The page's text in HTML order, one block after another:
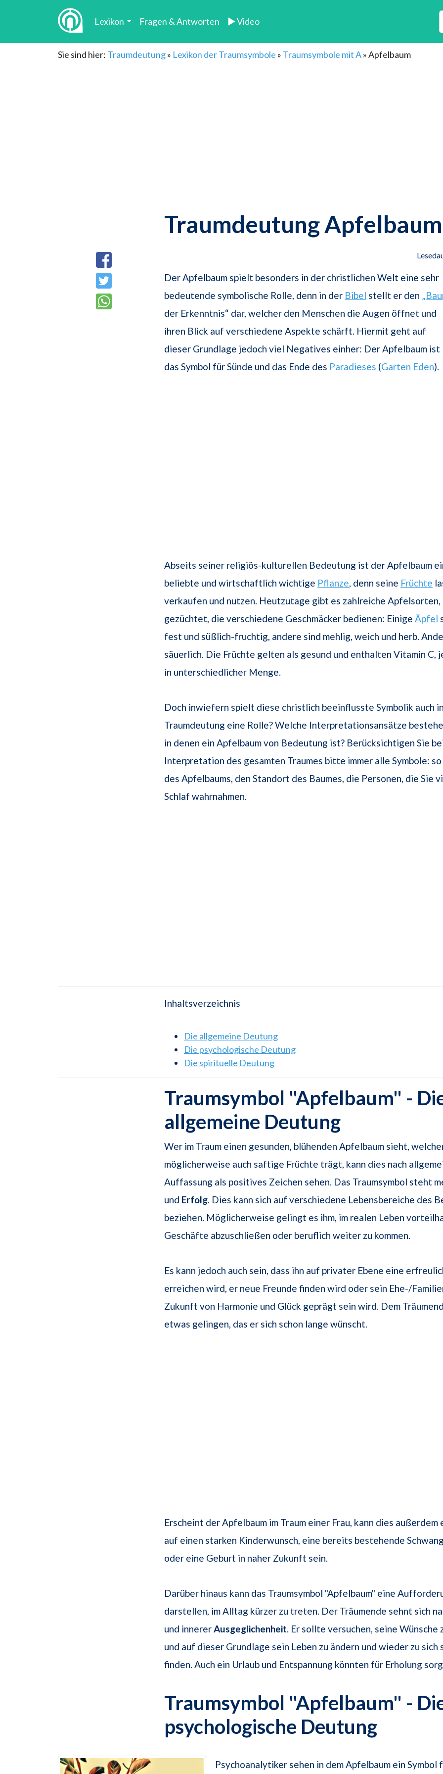
Lexikon Fragen & Antworten ► Video
Sie sind hier: Traumdeutung» Lexikon der Traumsymbole » Traumsymbole mit A»Apfelbaum
Traumdeutung Apfelbaum
Der Apfelbaum spielt besonders in der christlichen Welt eine sehr
bedeutende symbolische Rolle, denn in der Bibel stellt er den
der Erkenntnis“ dar, welcher den Menschen die Augen öffnet und
ihren Blick auf verschiedene Aspekte schärft. Hiermit geht auf
dieser Grundlage jedoch viel Negatives einher: Der Apfelbaum ist
das Symbol für Sünde und das Ende des Paradieses (Garten Eden).
Abseits seiner religiös-kulturellen Bedeutung ist der Apfelbaum
beliebte und wirtschaftlich wichtige Pflanze, denn seine Früchte
verkaufen und nutzen. Heutzutage gibt es zahlreiche Apfelsorten,
gezüchtet, die verschiedene Geschmäcker bedienen: Einige Äpfel
fest und süßlich-fruchtig, andere sind mehlig, weich und herb.
säuerlich. Die Früchte gelten als gesund und enthalten Vitamin C,
in unterschiedlicher Menge.
Doch inwiefern spielt diese christlich beeinflusste Symbolik auch
Traumdeutung eine Rolle? Welche Interpretationsansätze
in denen ein Apfelbaum von Bedeutung ist? Berücksichtigen Sie
Interpretation des gesamten Traumes bitte immer alle Symbole:
des Apfelbaums, den Standort des Baumes, die Personen, die Sie
Schlaf wahrnahmen.
Inhaltsverzeichnis
Die allgemeine Deutung
Die psychologische Deutung
Die spirituelle Deutung
Traumsymbol "Apfelbaum" -
allgemeine Deutung
Wer im Traum einen gesunden, blühenden Apfelbaum sieht,
möglicherweise auch saftige Früchte trägt, kann dies nach
Auffassung als positives Zeichen sehen. Das Traumsymbol steht
und Erfolg. Dies kann sich auf verschiedene Lebensbereiche des
beziehen. Möglicherweise gelingt es ihm, im realen Leben
Geschäfte abzuschließen oder beruflich weiter zu kommen.
Es kann jedoch auch sein, dass ihn auf privater Ebene eine
erreichen wird, er neue Freunde finden wird oder sein Ehe-/
Zukunft von Harmonie und Glück geprägt sein wird. Dem
etwas gelingen, das er sich schon lange wünscht.
Erscheint der Apfelbaum im Traum einer Frau, kann dies außerdem
auf einen starken Kinderwunsch, eine bereits bestehende
oder eine Geburt in naher Zukunft sein.
Darüber hinaus kann das Traumsymbol "Apfelbaum" eine
darstellen, im Alltag kürzer zu treten. Der Träumende sehnt sich
und innererAusgeglichenheit. Er sollte versuchen, seine Wünsche
und auf dieser Grundlage sein Leben zu ändern und wieder zu sich
finden. Auch ein Urlaub und Entspannung könnten für Erholung
Traumsymbol "Apfelbaum" -
psychologische Deutung
Psychoanalytiker sehen in dem Apfelbaum ein Symbol